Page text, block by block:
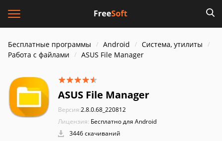
Бесплатные программы Android
Система, утилиты
Работа с файлами
ASUS File Manager
ASUS File Manager
Версия:2.8.0.68_220812
Лицензия: Бесплатно для Android
3446 скачиваний